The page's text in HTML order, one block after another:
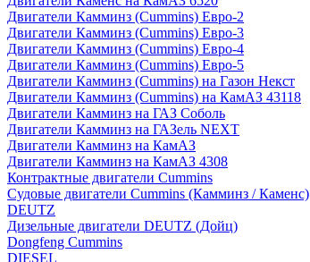
Двигатели Камминз (Cummins) Евро-2
Двигатели Камминз (Cummins) Евро-3
Двигатели Камминз (Cummins) Евро-4
Двигатели Камминз (Cummins) Евро-5
Двигатели Камминз (Cummins) на Газон Некст
Двигатели Камминз (Cummins) на КамАЗ 43118
Двигатели Камминз на ГАЗ Соболь
Двигатели Камминз на ГАЗель NEXT
Двигатели Камминз на КамАЗ
Двигатели Камминз на КамАЗ 4308
Контрактные двигатели Cummins
Судовые двигатели Cummins (Камминз / Каменс)
DEUTZ
Дизельные двигатели DEUTZ (Дойц)
Dongfeng Cummins
DIESEL